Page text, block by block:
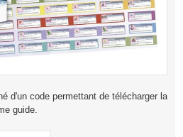
d'un code permettant de télécharger la
guide.